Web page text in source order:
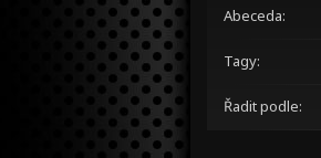
Abeceda:
Tagy:
Řadit podle: